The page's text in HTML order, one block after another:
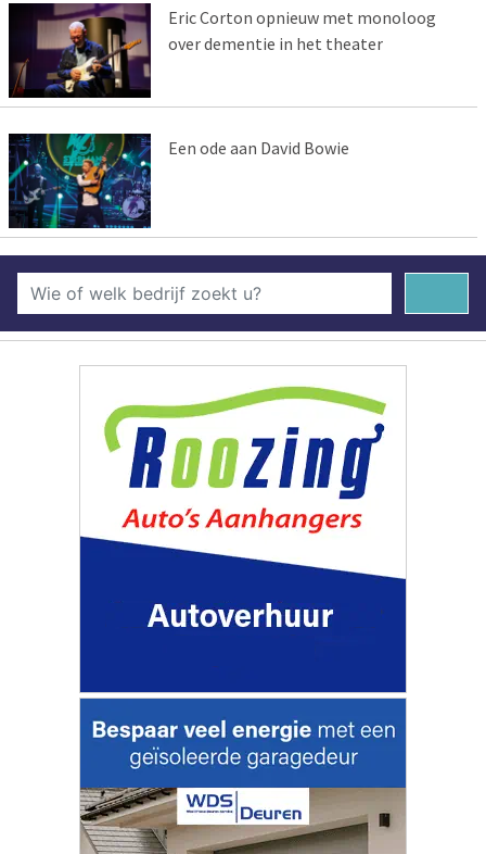
Eric Corton opnieuw met monoloog
over dementie in het theater
Een ode aan David Bowie